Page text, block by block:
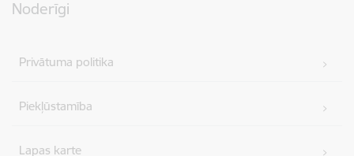
Noderīgi
Privātuma politika
Piekļūstamība
Lapas karte